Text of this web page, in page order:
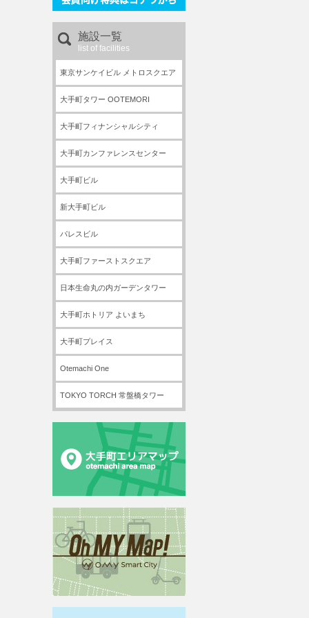
施設一覧
list of facilities
東京サンケイビル メトロスクエア
大手町タワー OOTEMORI
大手町フィナンシャルシティ
大手町カンファレンスセンター
大手町ビル
新大手町ビル
パレスビル
大手町ファーストスクエア
日本生命丸の内ガーデンタワー
大手町ホトリア よいまち
大手町プレイス
Otemachi One
TOKYO TORCH 常盤橋タワー